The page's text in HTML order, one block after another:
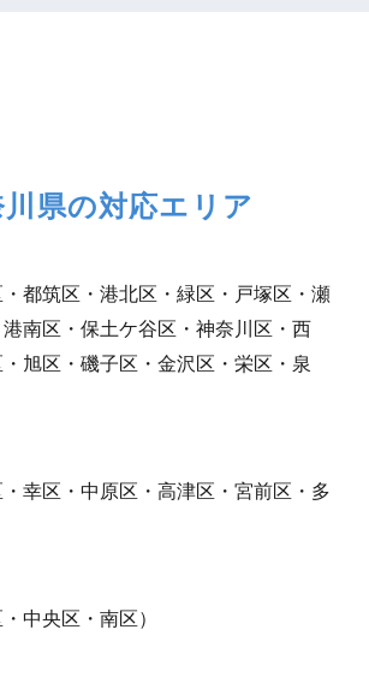
県の対応エリア
都筑区・港北区・緑区・戸塚区・瀬
南区・保土ケ谷区・神奈川区・西
旭区・磯子区・金沢区・栄区・泉
幸区・中原区・高津区・宮前区・多
中央区・南区）